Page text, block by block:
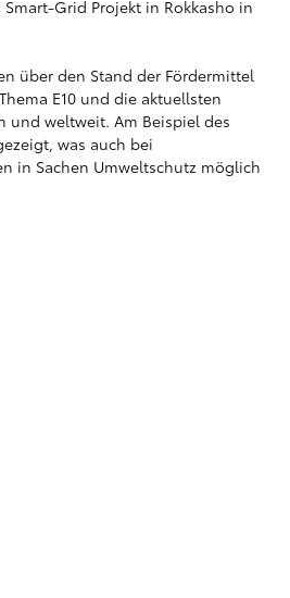
Grid Projekt in Rokkasho in
über den Stand der Fördermittel
E10 und die aktuellsten
und weltweit. Am Beispiel des
was auch bei
in Sachen Umweltschutz möglich